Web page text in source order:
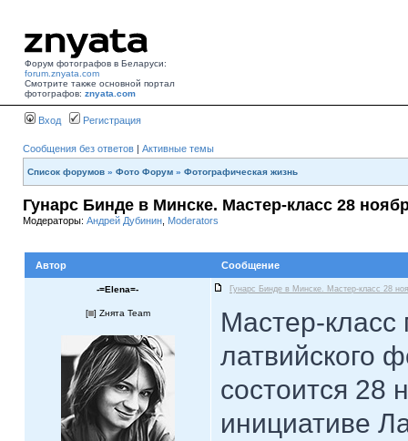
Форум фотографов в Беларуси:
forum.znyata.com
Смотрите также основной портал
фотографов: znyata.com
Вход Регистрация
Сообщения без ответов | Активные темы
Список форумов » Фото Форум » Фотографическая жизнь
Гунарс Бинде в Минске. Мастер-класс 28
Модераторы: Андрей Дубинин Moderators
Автор Сообщение
-=Elena=- Гунарс Бинде в Минске. Мастер-класс 28
[ ] Zнята Team
Мастер-
латвийского
состоится 28
инициативе